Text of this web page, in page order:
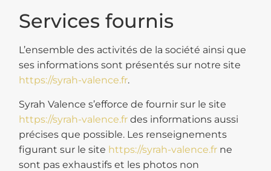
Services fournis
L’ensemble des activités de la société ainsi que
ses informations sont présentés sur notre site
https://syrah-valence.fr.
Syrah Valence s’efforce de fournir sur le site
https://syrah-valence.fr des informations aussi
précises que possible. Les renseignements
figurant sur le site https://syrah-valence.fr ne
sont pas exhaustifs et les photos non